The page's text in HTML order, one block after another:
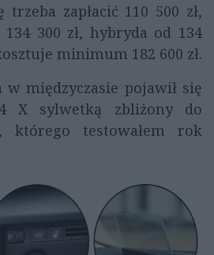
trzeba zapłacić 110 500 zł,
300 zł, hybryda od 134
minimum 182 600 zł.
międzyczasie pojawił się
X sylwetką zbliżony do
, którego testowałem rok